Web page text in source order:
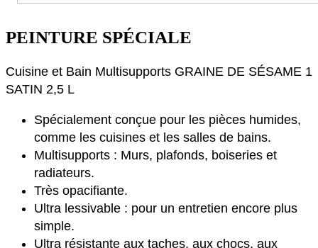
PEINTURE SPÉCIALE
Cuisine et Bain Multisupports GRAINE DE SÉSAME 1
SATIN 2,5 L
Spécialement conçue pour les pièces humides,
comme les cuisines et les salles de bains.
Multisupports : Murs, plafonds, boiseries et
radiateurs.
Très opacifiante.
Ultra lessivable : pour un entretien encore plus
simple.
Ultra résistante aux taches, aux chocs, aux